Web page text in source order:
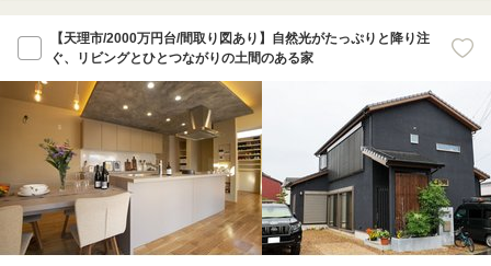
【天理市/2000万円台/間取り図あり】自然光がたっぷりと降り注
ぐ、リビングとひとつながりの土間のある家